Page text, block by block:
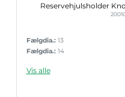
Reservehjulsholder
Fælgdia.: 13
Fælgdia.: 14
Vis alle